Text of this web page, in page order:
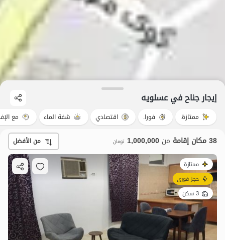
إيجار جناح في عسلویه
ممتازة. فورا. اقتصادي شفة الماء مع
38 مكان إقامة من 1,000,000 تومان من الأفضل
ممتازة
حجز فوري
3 سكن